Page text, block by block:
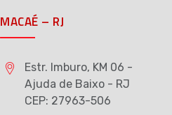
MACAÉ – RJ
Estr. Imburo, KM 06 -
Ajuda de Baixo - RJ
CEP: 27963-506